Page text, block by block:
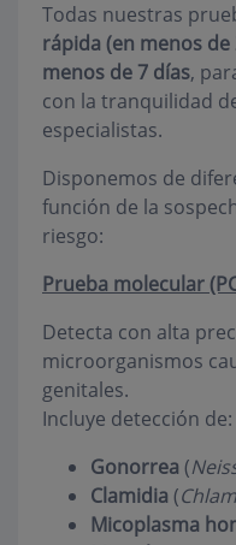
Todas nuestras
rápida (en menos de
menos de 7 días,
con la tranquilidad
especialistas.
Disponemos de
función de la
riesgo:
Prueba molecular
Detecta con alta
microorganismos
genitales.
Incluye detección de:
Gonorrea (
Clamidia (
Micoplasma